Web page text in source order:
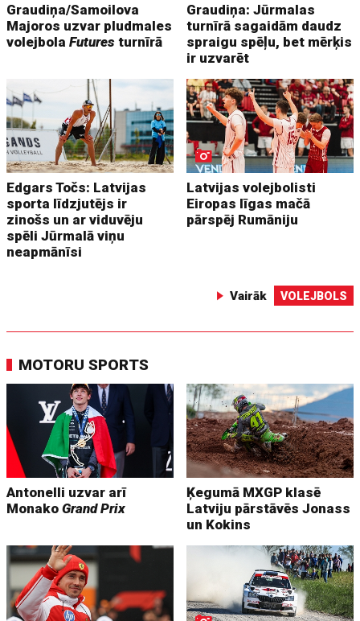
Graudiņa/Samoilova
Majoros uzvar pludmales
volejbolaFutures turnīrā
Graudiņa: Jūrmalas
turnīrā sagaidām daudz
spraigu spēļu, bet mērķis
ir uzvarēt
Edgars Točs: Latvijas
sporta līdzjutējs ir
zinošs un ar viduvēju
spēli Jūrmalā viņu
neapmānīsi
Latvijas volejbolisti
Eiropas līgas mačā
pārspēj Rumāniju
Vairāk VOLEJBOLS
MOTORU SPORTS
Antonelli uzvar arī
MonakoGrand Prix
Ķegumā MXGP klasē
Latviju pārstāvēs Jonass
un Kokins